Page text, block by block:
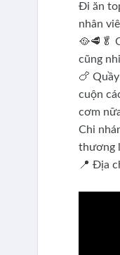
Đi ăn
nhân
🥘🥩🥬
cũng
🍗
cuộn
cơm
Chi
thương
📍 Địa